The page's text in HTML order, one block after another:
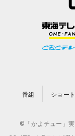
番組 ショート
©「かよチュー」